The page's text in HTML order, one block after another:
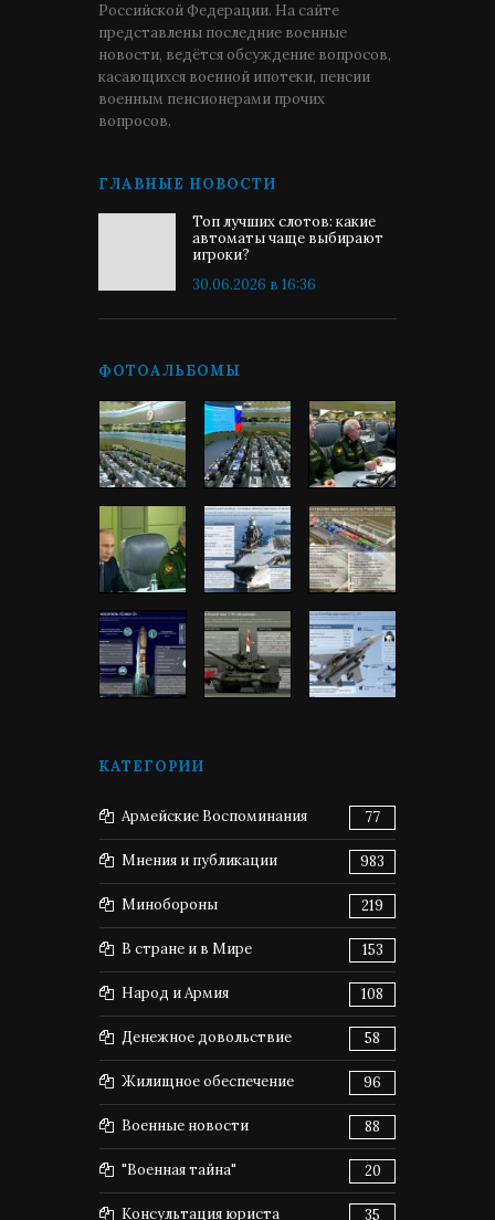
Российской Федерации. На сайте
представлены последние военные
новости, ведётся обсуждение вопросов,
касающихся военной ипотеки, пенсии
военным пенсионерами прочих
вопросов.
ГЛАВНЫЕ НОВОСТИ
Топ лучших слотов: какие
автоматы чаще выбирают
игроки?
30.06.2026 в 16:36
ФОТОАЛЬБОМЫ
КАТЕГОРИИ
Армейские Воспоминания 77
Мнения и публикации 983
Минобороны 219
В стране и в Мире 153
Народ и Армия 108
Денежное довольствие 58
Жилищное обеспечение 96
Военные новости 88
"Военная тайна" 20
Консультация юриста 35